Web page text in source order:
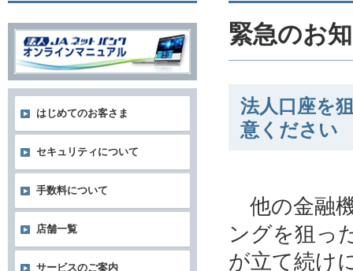
緊急のお
法人口座を
意ください
他の金融
ングを狙っ
が立て続け
はじめてのお客さま
セキュリティについて
手数料について
店舗一覧
サービスのご案内